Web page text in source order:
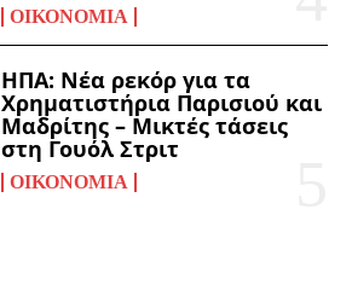
ΟΙΚΟΝΟΜΊΑ
ΗΠΑ: Νέα ρεκόρ για τα
Χρηματιστήρια Παρισιού και
Μαδρίτης – Μικτές τάσεις
στη Γουόλ Στριτ
ΟΙΚΟΝΟΜΊΑ